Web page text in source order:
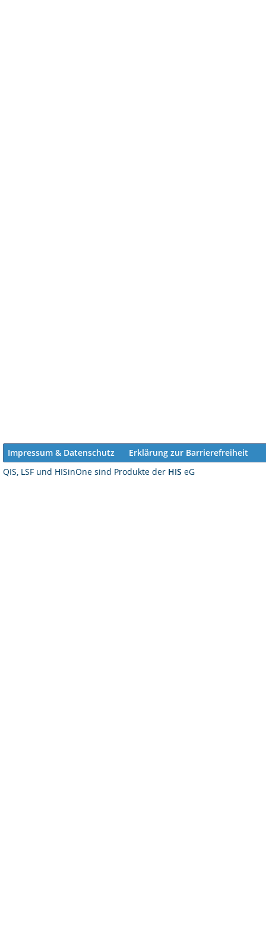
Impressum & Datenschutz
Erklärung zur Barrierefreiheit
QIS, LSF und HISinOne sind Produkte der HIS eG